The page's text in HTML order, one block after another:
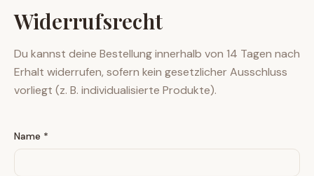
Widerrufsrecht
Du kannst deine Bestellung innerhalb von 14 Tagen nach
Erhalt widerrufen, sofern kein gesetzlicher Ausschluss
vorliegt (z. B. individualisierte Produkte).
Name *